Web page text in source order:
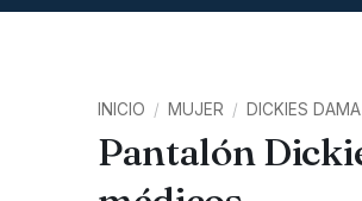
INICIO / MUJER / DICKIES DAMA
Pantalón